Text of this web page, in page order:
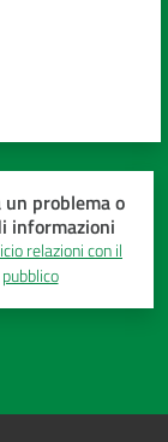
un problema o
informazioni
relazioni con il
pubblico